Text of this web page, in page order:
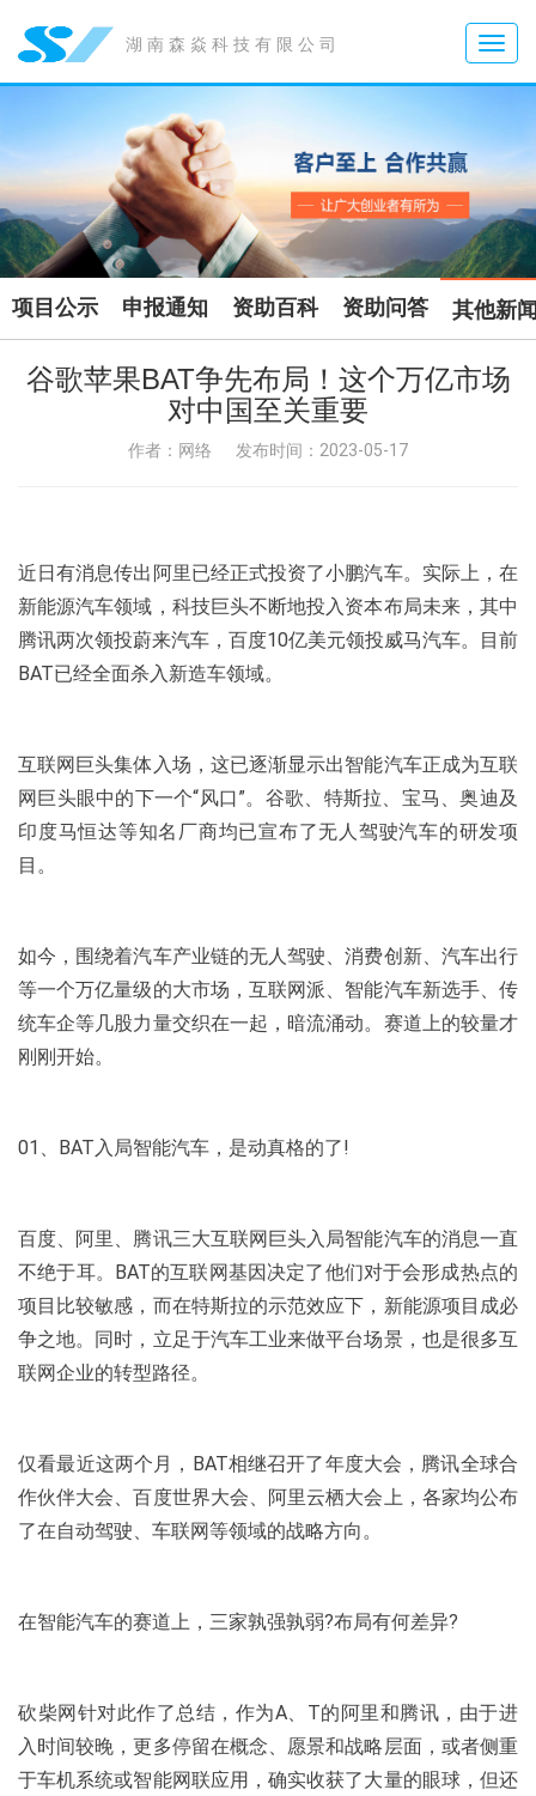
湖南森焱科技有限公司
Toggle
项目公示 申报通知 资助百科 资助问答 其他新
谷歌苹果BAT争先布局！这个万亿市场
对中国至关重要
作者：网络 发布时间：2023-05-17
近日有消息传出阿里已经正式投资了小鹏汽车。实际上，在
新能源汽车领域，科技巨头不断地投入资本布局未来，其中
腾讯两次领投蔚来汽车，百度10亿美元领投威马汽车。目前
BAT已经全面杀入新造车领域。
互联网巨头集体入场，这已逐渐显示出智能汽车正成为互联
网巨头眼中的下一个“风口”。谷歌、特斯拉、宝马、奥迪及
印度马恒达等知名厂商均已宣布了无人驾驶汽车的研发项
目。
如今，围绕着汽车产业链的无人驾驶、消费创新、汽车出行
等一个万亿量级的大市场，互联网派、智能汽车新选手、传
统车企等几股力量交织在一起，暗流涌动。赛道上的较量才
刚刚开始。
01、BAT入局智能汽车，是动真格的了!
百度、阿里、腾讯三大互联网巨头入局智能汽车的消息一直
不绝于耳。BAT的互联网基因决定了他们对于会形成热点的
项目比较敏感，而在特斯拉的示范效应下，新能源项目成必
争之地。同时，立足于汽车工业来做平台场景，也是很多互
联网企业的转型路径。
仅看最近这两个月，BAT相继召开了年度大会，腾讯全球合
作伙伴大会、百度世界大会、阿里云栖大会上，各家均公布
了在自动驾驶、车联网等领域的战略方向。
在智能汽车的赛道上，三家孰强孰弱?布局有何差异?
砍柴网针对此作了总结，作为A、T的阿里和腾讯，由于进
入时间较晚，更多停留在概念、愿景和战略层面，或者侧重
于车机系统或智能网联应用，确实收获了大量的眼球，但还